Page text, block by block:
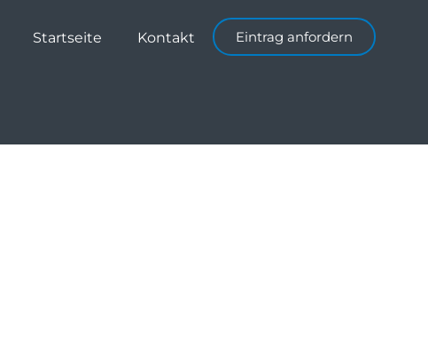
Startseite Kontakt Eintrag anfordern